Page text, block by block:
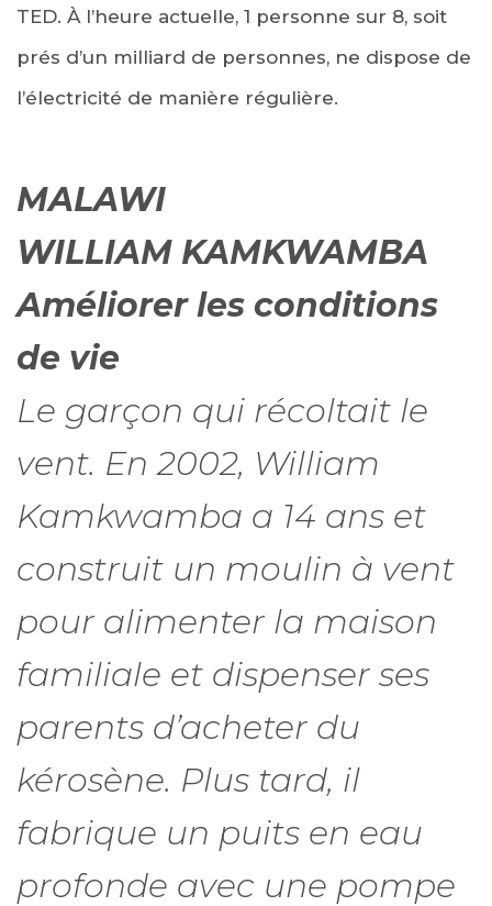
TED. À l’heure actuelle, 1 personne sur 8, soit
prés d’un milliard de personnes, ne dispose de
l’électricité de manière régulière.
MALAWI
WILLIAM KAMKWAMBA
Améliorer les conditions
de vie
Le garçon qui récoltait le
vent. En 2002, William
Kamkwamba a 14 ans et
construit un moulin à vent
pour alimenter la maison
familiale et dispenser ses
parents d’acheter du
kérosène. Plus tard, il
fabrique un puits en eau
profonde avec une pompe